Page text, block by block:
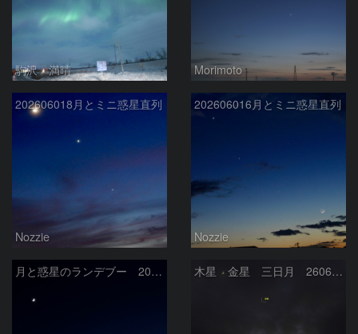
駒沢 満晴 Morimoto
202606018月とミニ惑星直列
Nozzie
202606016月とミニ惑星直列
Nozzie
月と惑星のランデブー 2026/06/19 木星 金星 三日月 260618